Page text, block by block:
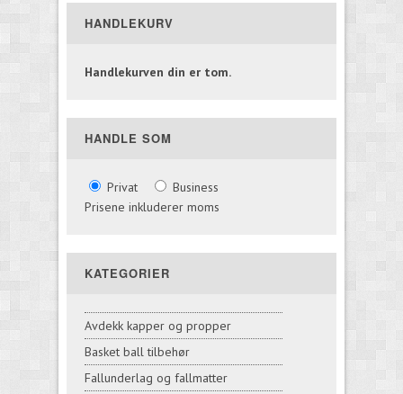
HANDLEKURV
Handlekurven din er tom.
HANDLE SOM
Privat
Business
Prisene inkluderer moms
KATEGORIER
Avdekk kapper og propper
Basket ball tilbehør
Fallunderlag og fallmatter